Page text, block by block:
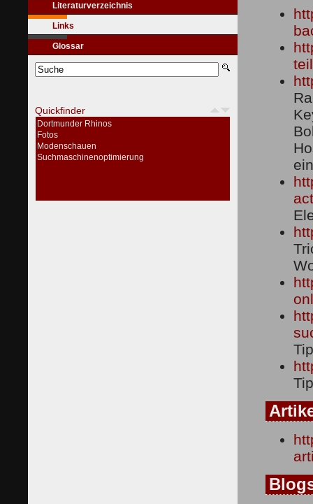
Literaturverzeichnis
Links
Glossar
Quickfinder
Dortmunder Rhinos
Fotos
Modenschauen
Suchmaschinenoptimierung